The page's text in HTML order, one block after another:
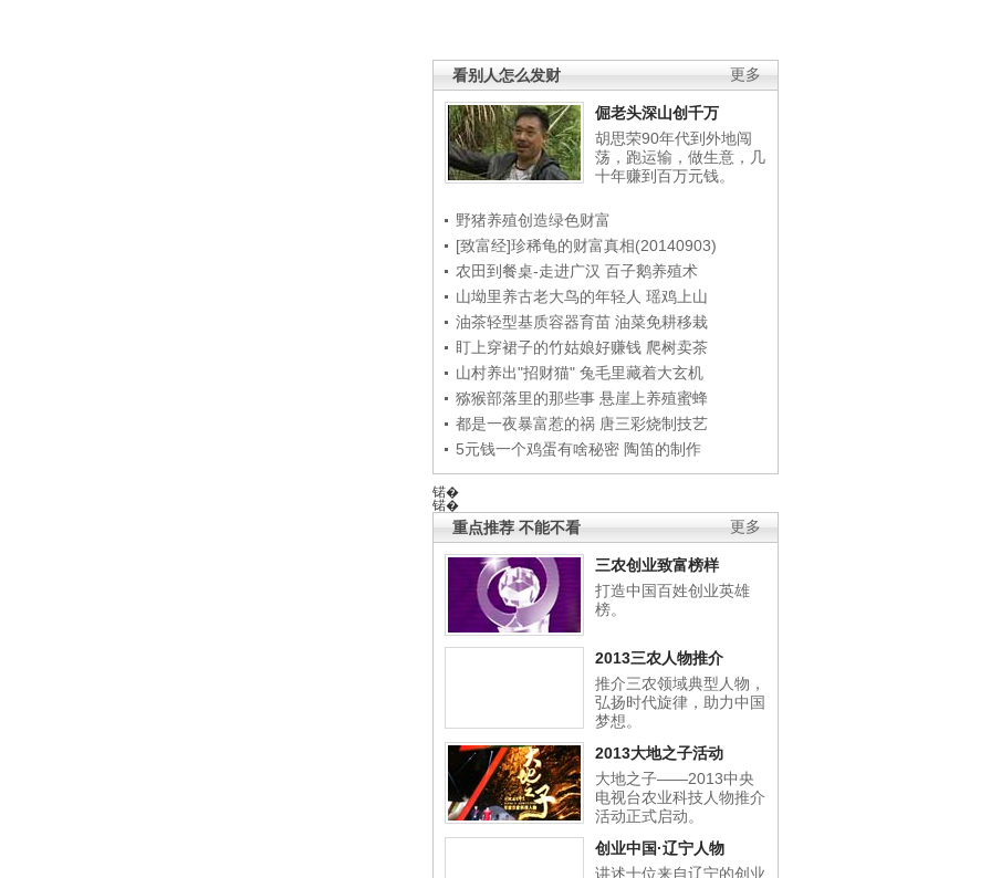
更多
看别人怎么发财
倔老头深山创千万
胡思荣90年代到外地闯
荡，跑运输，做生意，几
十年赚到百万元钱。
野猪养殖创造绿色财富
[致富经]珍稀龟的财富真相(20140903)
农田到餐桌-走进广汉 百子鹅养殖术
山坳里养古老大鸟的年轻人 瑶鸡上山
油茶轻型基质容器育苗 油菜免耕移栽
盯上穿裙子的竹姑娘好赚钱 爬树卖茶
山村养出"招财猫" 兔毛里藏着大玄机
猕猴部落里的那些事 悬崖上养殖蜜蜂
都是一夜暴富惹的祸 唐三彩烧制技艺
5元钱一个鸡蛋有啥秘密 陶笛的制作
锘�
锘�
更多
重点推荐 不能不看
三农创业致富榜样
打造中国百姓创业英雄
榜。
2013三农人物推介
推介三农领域典型人物，
弘扬时代旋律，助力中国
梦想。
2013大地之子活动
大地之子——2013中央
电视台农业科技人物推介
活动正式启动。
创业中国·辽宁人物
讲述十位来自辽宁的创业